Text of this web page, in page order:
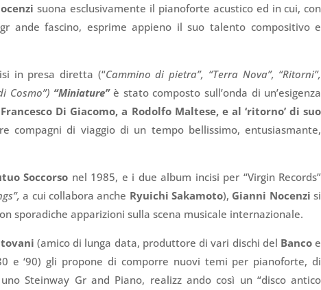
suona esclusivamente il pianoforte acustico ed in cui, con
ande fascino, esprime appieno il suo talento compositivo e
in presa diretta (“Cammino di pietra”, “Terra Nova”, “Ritorni”,
Cosmo”) “Miniature”è stato composto sull’onda di un’esigenza
Francesco Di Giacomo, a Rodolfo Maltese, e al ‘ritorno’ di suo
compagni di viaggio di un tempo bellissimo, entusiasmante,
Soccorso nel 1985, e i due album incisi per “Virgin Records”
a cui collabora anche Ryuichi Sakamoto), Gianni Nocenzi si
sporadiche apparizioni sulla scena musicale internazionale.
(amico di lunga data, produttore di vari dischi del Banco e
e ‘90) gli propone di comporre nuovi temi per pianoforte, di
Steinway Gr and Piano, realizz ando così un “disco antico